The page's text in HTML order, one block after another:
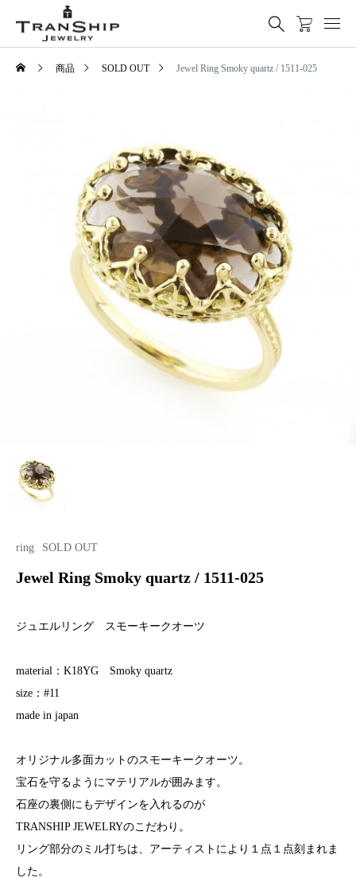
商品 SOLD OUT Jewel Ring Smoky quartz / 1511-025
ring SOLD OUT
Jewel Ring Smoky quartz / 1511-025
ジュエルリング スモーキークオーツ
material：K18YG Smoky quartz
size：#11
made in japan
オリジナル多面カットのスモーキークオーツ。
宝石を守るようにマテリアルが囲みます。
石座の裏側にもデザインを入れるのが
TRANSHIP JEWELRYのこだわり。
リング部分のミル打ちは、アーティストにより１点１点刻まれま
した。